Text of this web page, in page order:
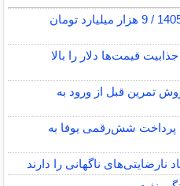
پایان بورس امروز شنبه 17 مرداد 1405 / 9 هزار میلیارد تومان
| جذابیت قیمت‌ها دلار را بالا
تمرین قبل از ورود به
پرداخت شش‌رقمی یوفا به
نارضایتی‌های ناگهانی را دارند